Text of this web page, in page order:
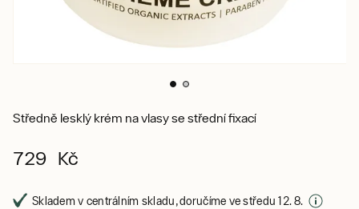
Středně lesklý krém na vlasy se střední fixací
729 Kč
Skladem v centrálním skladu, doručíme ve středu 12. 8.